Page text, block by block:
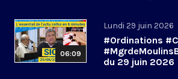
06:09
Lundi 29 juin 2026
#Ordinations
du 29 juin 2026